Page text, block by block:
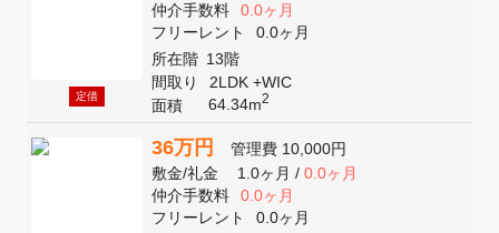
定借
仲介手数料
0.0ヶ月
フリーレント
0.0ヶ月
所在階 13階
間取り
2LDK +WIC
面積
64.34m2
36万円 管理費 10,000円
敷金/礼金 1.0ヶ月/ 0.0ヶ月
仲介手数料
0.0ヶ月
フリーレント
0.0ヶ月